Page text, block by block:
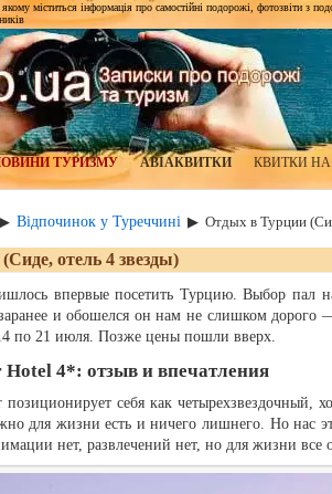
міститься інформація про самостійні подорожі, фотозвіти з
ТУРИЗМУ АВІАКВИТКИ КВИТКИ
▶ Відпочинок у Туреччині ▶ Отдых в Турции
отель 4 звезды)
впервые посетить Турцию. Выбор пал
и обошелся он нам не слишком дорого
по 21 июля. Позже цены пошли вверх.
4*: отзыв и впечатления
себя как четырехзвездочный,
для жизни есть и ничего лишнего. Но нас
нет, развлечений нет, но для жизни все